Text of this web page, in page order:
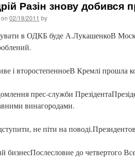
Разін знову добився
02/19/2011 by
в ОДКБ буде А.ЛукашенкоВ
і второстепенноеВ Кремлі прошла
прес-служби
винагородами.
не піти на
бизнесПослесловие до четвертого